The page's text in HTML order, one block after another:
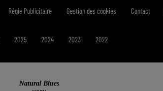
Natural Blues
Régie Publicitaire Gestion des cookies Contact
2025 2024 2023 2022